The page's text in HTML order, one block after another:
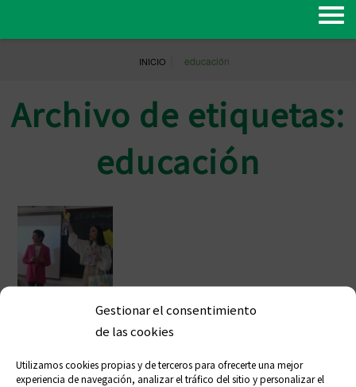
Gestionar el consentimiento
de las cookies
Utilizamos cookies propias y de terceros para ofrecerte una mejor
experiencia de navegación, analizar el tráfico del sitio y personalizar el
INICIO educación
Archivo de etiquetas:
educación
Farmacéuticos ceutíes conciencian
colegios